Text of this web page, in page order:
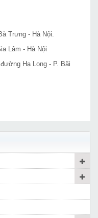
Trưng - Hà Nội.
Lâm - Hà Nội
Hạ Long - P. Bãi